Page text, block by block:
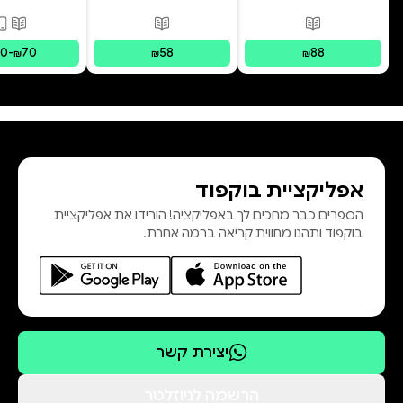
פורמטים זמינים מודפס
₪88
פורמטים זמינים מודפס
₪58
-₪70
אפליקציית בוקפוד
הספרים כבר מחכים לך באפליקציה! הורידו את אפליקציית
בוקפוד ותהנו מחווית קריאה ברמה אחרת.
יצירת קשר